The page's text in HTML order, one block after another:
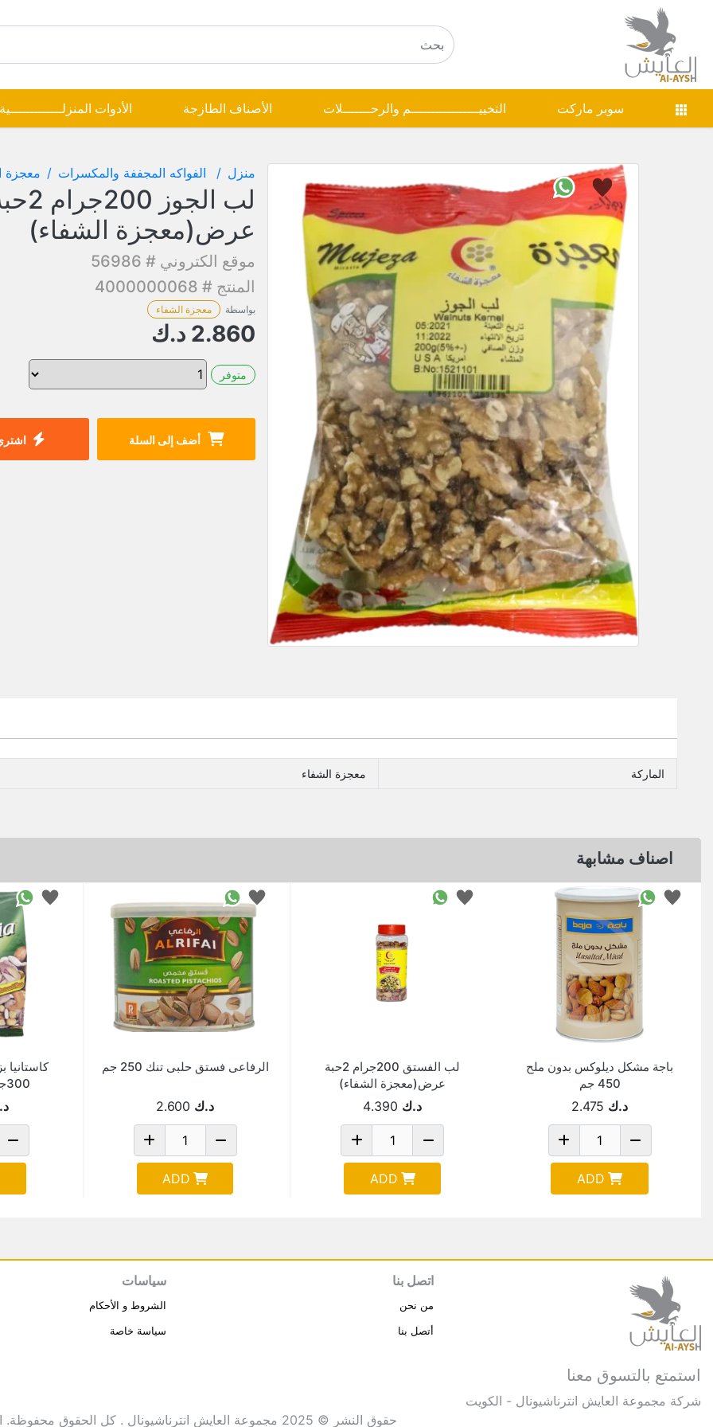
سوبر ماركت التخييـــــــــــــــــم والرحـــــــلات الأصناف الطازجة الأدوات المنزلـــــــــــــية
منزل الفواكه المجففة والمكسرات معجزة
لب الجوز
عرض(معجزة الشفاء)
موقع الكتروني # 56986
المنتج # 4000000068
بواسطة معجزة الشفاء
2.860 د.ك
متوفر
أضف إلى السلة
الماركة معجزة الشفاء
اصناف مشابهة
باجة مشكل ديلوكس بدون ملح
450 جم
د.ك 2.475
ADD
لب الفستق 200جرام 2حبة
عرض(معجزة الشفاء)
د.ك 4.390
ADD
الرفاعى فستق حلبى تنك 250 جم
د.ك 2.600
ADD
كاستانيا
300جم Pack Of 10
استمتع بالتسوق معنا
شركة مجموعة العايش انترناشيونال - الكويت
اتصل بنا
من نحن
أتصل بنا
سياسات
الشروط و الأحكام
سياسة خاصة
حقوق النشر © 2025 مجموعة العايش انترناشيونال . كل الحقوق محفوظة.